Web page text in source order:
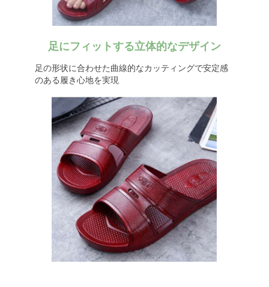
足にフィットする立体的なデザイン
足の形状に合わせた曲線的なカッティングで安定感
のある履き心地を実現